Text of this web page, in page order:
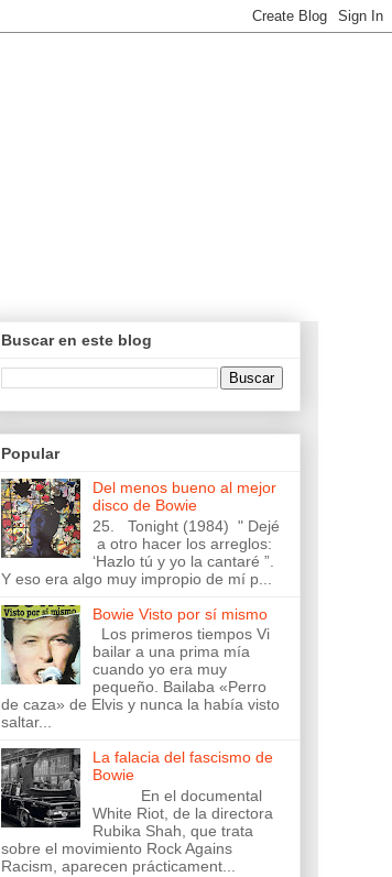
Buscar en este blog
Popular
Del menos bueno al mejor
disco de Bowie
25. Tonight (1984) " Dejé
a otro hacer los arreglos:
‘Hazlo tú y yo la cantaré ”.
Y eso era algo muy impropio de mí p...
Bowie Visto por sí mismo
Los primeros tiempos Vi
bailar a una prima mía
cuando yo era muy
pequeño. Bailaba «Perro
de caza» de Elvis y nunca la había visto
saltar...
La falacia del fascismo de
Bowie
En el documental
White Riot, de la directora
Rubika Shah, que trata
sobre el movimiento Rock Agains
Racism, aparecen prácticament...